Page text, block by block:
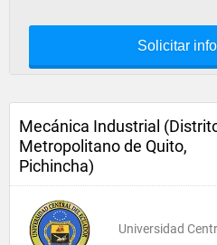
Solicitar
Mecánica Industrial
Metropolitano de Quito,
Pichincha)
Universidad